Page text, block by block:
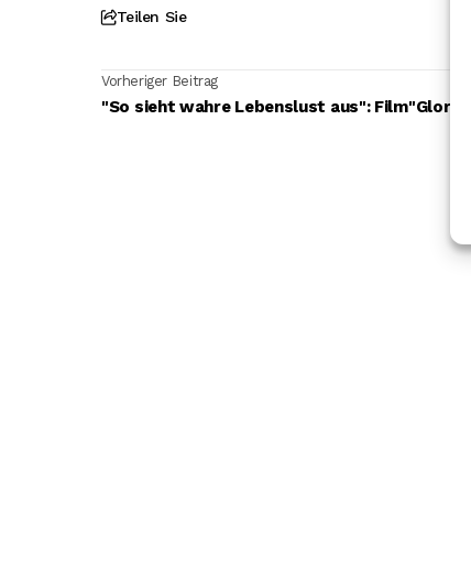
Teilen Sie
Vorheriger Beitrag
"So sieht wahre Lebenslust aus": Film"Gloria"